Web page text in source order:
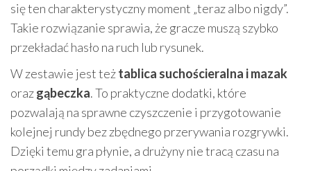
się ten charakterystyczny moment „teraz albo nigdy”.
Takie rozwiązanie sprawia, że gracze muszą szybko
przekładać hasło na ruch lub rysunek.
W zestawie jest teżtablica suchościeralna i mazak
orazgąbeczka. To praktyczne dodatki, które
pozwalają na sprawne czyszczenie i przygotowanie
kolejnej rundy bez zbędnego przerywania rozgrywki.
Dzięki temu gra płynie, a drużyny nie tracą czasu na